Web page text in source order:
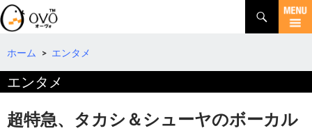
検
索
コ
テ
へ
移
動
ホーム > エンタメ
エンタメ
超特急、タカシ＆シューヤのボーカル